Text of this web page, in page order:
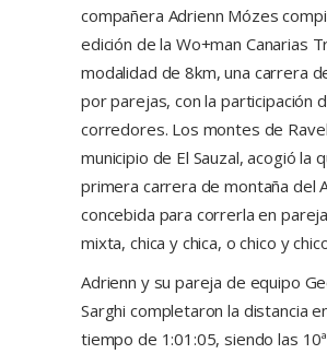
compañera Adrienn Mózes
edición de la Wo+man Canarias
modalidad de 8km, una carrera
por parejas, con la participación
corredores. Los montes de
municipio de El Sauzal, acogió la
primera carrera de montaña del
concebida para correrla en
mixta, chica y chica, o chico y
Adrienn y su pareja de equipo
Sarghi completaron la distancia
tiempo de 1:01:05, siendo las